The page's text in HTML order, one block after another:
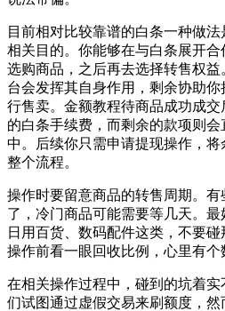
目前相对比较靠谱的白条一种做
相关目的。你能够在与白条展开
选购商品，之后再去选择转售权
台会发挥其自身作用，剩余协助
行售卖。金额教程待商品成功成
的白条手续费，而剩余的款项则
中。后续你只需申请提现操作，
整个流程。
操作时要留意商品的转售周期。
了，冷门商品可能需要等几天。
日用百货、数码配件这类，不要
操作前看一眼回收比例，心里有个
在相关操作过程中，碰到的坑着
们试图通过虚假交易来刷额度，